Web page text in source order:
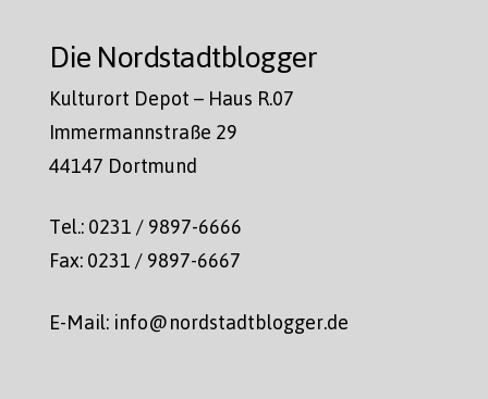
Die Nordstadtblogger
Kulturort Depot – Haus R.07
Immermannstraße 29
44147 Dortmund
Tel.: 0231 / 9897-6666
Fax: 0231 / 9897-6667
E-Mail: info@nordstadtblogger.de